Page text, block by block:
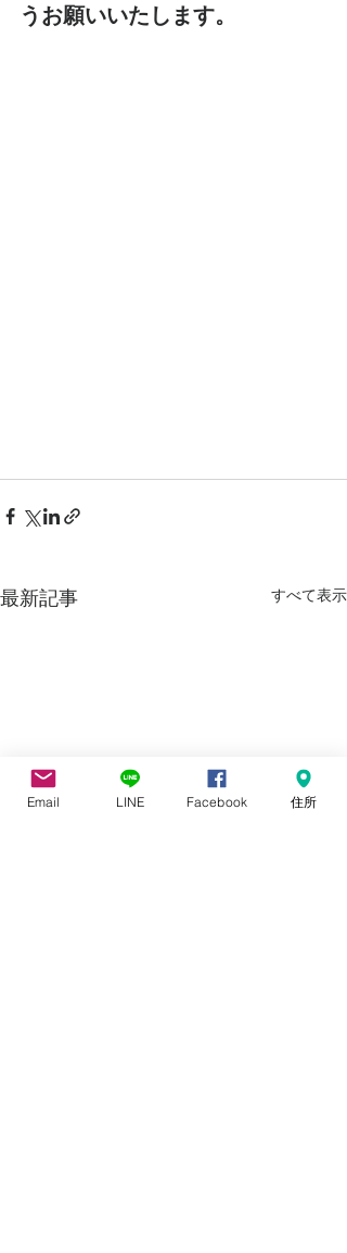
うお願いいたします。
最新記事 すべて表示
Email LINE Facebook 住所